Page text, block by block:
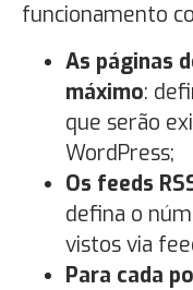
funcionamento
As páginas
máximo:
que serão
WordPress;
Os feeds
defina o
vistos via
Para cada